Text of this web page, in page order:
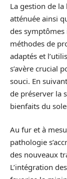
La gestion de
atténuée ainsi
des
méthodes de
adaptés et
s’avère crucial
souci. En
de préserver la
bienfaits du
Au fur et à
pathologie
des nouveaux
L’intégration